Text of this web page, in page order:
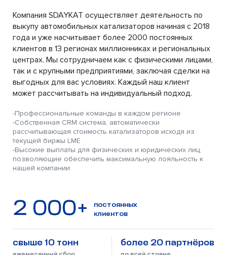
Компания SDAYKAT осуществляет деятельность по
выкупу автомобильных катализаторов начиная с 2018
года и уже насчитывает более 2000 постоянных
клиентов в 13 регионах миллионниках и региональных
центрах. Мы сотрудничаем как с физическими лицами,
так и с крупными предприятиями, заключая сделки на
выгодных для вас условиях. Каждый наш клиент
может рассчитывать на индивидуальный подход.
-Профессиональные команды в каждом регионе
-Cобственная CRM система, автоматически
рассчитывающая стоимость катализаторов исходя из
текущей биржы LME
-Высокие выплаты для физических и юридических лиц,
позволяющие обеспечить максимальную лояльность к
нашей компании
2 000+
постоянных
клиентов
свыше 10 тонн более 20 партнёров